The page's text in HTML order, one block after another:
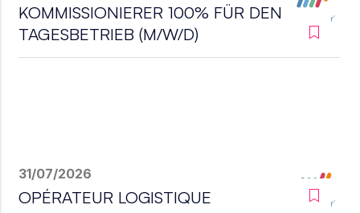
KOMMISSIONIERER 100% FÜR DEN
TAGESBETRIEB (M/W/D)
31/07/2026
OPÉRATEUR LOGISTIQUE